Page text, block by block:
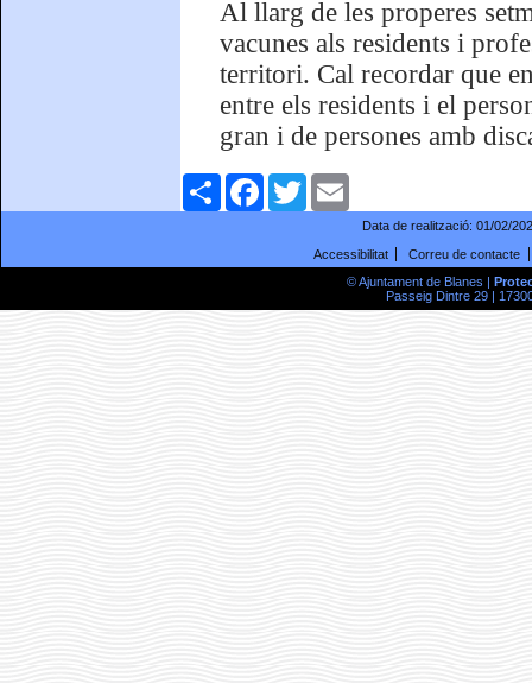
Al llarg de les properes
vacunes als residents i
territori. Cal recordar que
entre els residents i el
gran i de persones amb
ComparteixFacebookTwitter
Data de realització: 01/02/
Accessibilitat
Correu de contacte
© Ajuntament de Blanes |
Passeig Dintre 29 |